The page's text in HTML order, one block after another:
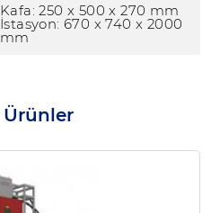
Kafa: 250 x 500 x 270 mm
İstasyon: 670 x 740 x 2000
mm